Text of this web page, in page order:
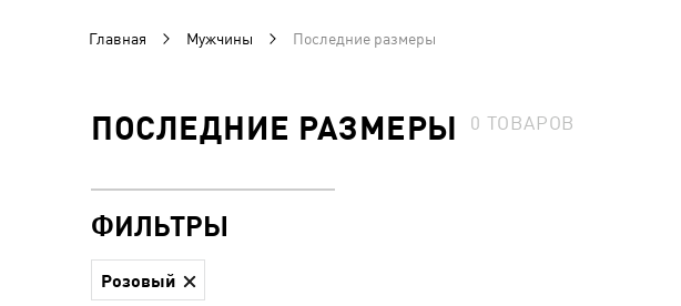
Главная Мужчины Последние размеры
ПОСЛЕДНИЕ РАЗМЕРЫ 0 ТОВАРОВ
ФИЛЬТРЫ
Розовый